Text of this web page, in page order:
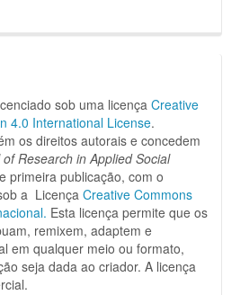
sob uma licença Creative
4.0 International License.
os direitos autorais e concedem
Research in Applied Social
primeira publicação, com o
a Licença Creative Commons
Esta licença permite que os
remixem, adaptem e
em qualquer meio ou formato,
seja dada ao criador. A licença